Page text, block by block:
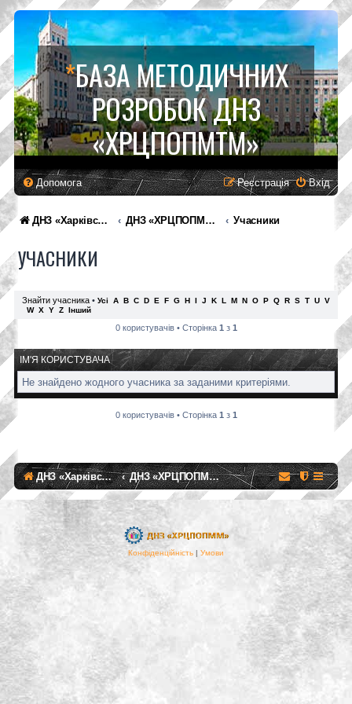
*БАЗА МЕТОДИЧНИХ
РОЗРОБОК ДНЗ
«ХРЦПОПМТМ»
Допомога Вхід
Реєстрація
ДНЗ «Харківський регіональний центр професійної освіти поліграфічних медіатехнологій та машинобудування» ДНЗ «ХРЦПОПМТМ» Учасники
УЧАСНИКИ
Знайти учасника • Усі A B C D E F G H I J K L M N O P Q R S T U V
W X Y Z Інший
0 користувачів • Сторінка 1 з 1
ІМ'Я КОРИСТУВАЧА
Не знайдено жодного учасника за заданими критеріями.
0 користувачів • Сторінка 1 з 1
ДНЗ «Харківський регіональний центр професійної освіти поліграфічних медіатехнологій та машинобудування» ДНЗ «ХРЦПОПМТМ»
Конфіденційність | Умови